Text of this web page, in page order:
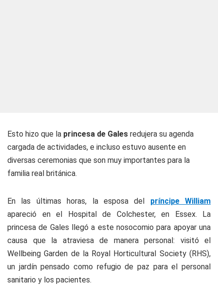
Esto hizo que la princesa de Gales redujera su agenda
cargada de actividades, e incluso estuvo ausente en
diversas ceremonias que son muy importantes para la
familia real británica.
En las últimas horas, la esposa del príncipe William
apareció en el Hospital de Colchester, en Essex. La
princesa de Gales llegó a este nosocomio para apoyar una
causa que la atraviesa de manera personal: visitó el
Wellbeing Garden de la Royal Horticultural Society (RHS),
un jardín pensado como refugio de paz para el personal
sanitario y los pacientes.